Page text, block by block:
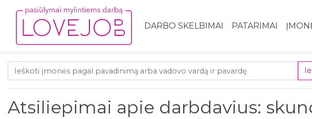
DARBO SKELBIMAI PATARIMAI
Atsiliepimai apie darbdavius: